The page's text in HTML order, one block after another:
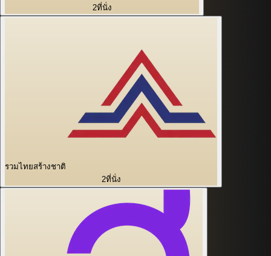
2ที่นั่ง
รวมไทยสร้างชาติ
2ที่นั่ง